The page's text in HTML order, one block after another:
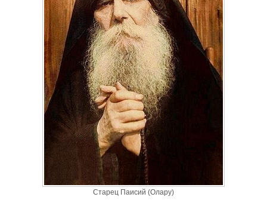
Старец Паисий (Олару)